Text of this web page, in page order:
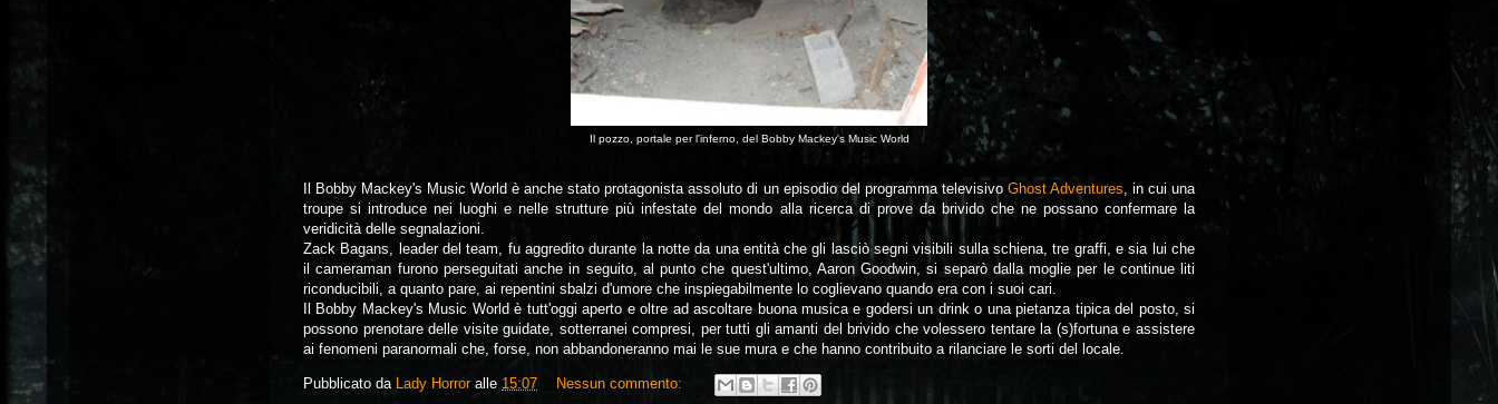
Il pozzo, portale per l'inferno, del Bobby Mackey's Music World
Il Bobby Mackey's Music World è anche stato protagonista assoluto di un episodio del programma televisivo Ghost Adventures , in cui una
troupe si introduce nei luoghi e nelle strutture più infestate del mondo alla ricerca di prove da brivido che ne possano confermare la
veridicità delle segnalazioni.
Zack Bagans, leader del team, fu aggredito durante la notte da una entità che gli lasciò segni visibili sulla schiena, tre graffi, e sia lui che
il cameraman furono perseguitati anche in seguito, al punto che quest'ultimo, Aaron Goodwin, si separò dalla moglie per le continue liti
riconducibili, a quanto pare, ai repentini sbalzi d'umore che inspiegabilmente lo coglievano quando era con i suoi cari.
Il Bobby Mackey's Music World è tutt'oggi aperto e oltre ad ascoltare buona musica e godersi un drink o una pietanza tipica del posto, si
possono prenotare delle visite guidate, sotterranei compresi, per tutti gli amanti del brivido che volessero tentare la (s)fortuna e assistere
ai fenomeni paranormali che, forse, non abbandoneranno mai le sue mura e che hanno contribuito a rilanciare le sorti del locale.
Pubblicato da Lady Horror alle 15:07 Nessun commento: